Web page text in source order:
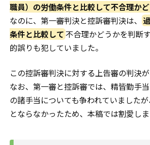
職員）の労働条件と比較して不合理か
なのに、第一審判決と控訴審判決は、
条件と比較して不合理かどうかを判断
的誤りも犯していました。
この控訴審判決に対する上告審の判決が
なお、第一審と控訴審では、精皆勤手
の諸手当についても争われていました
とならなかったため、本稿では割愛しま